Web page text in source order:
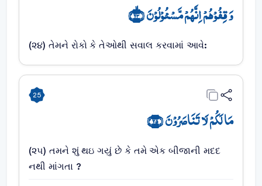
وَ قِفُوۡہُمۡ اِنَّہُمۡ مَّسۡئُوۡلُوۡنَ ﴿ۙ۲۴﴾
(૨૪) તેમને રોકો કે તેઓથી સવાલ કરવામાં આવે:
25
مَا لَکُمۡ لَا تَنَاصَرُوۡنَ ﴿۲۵﴾
(૨૫) તમને શું થઇ ગયું છે કે તમે એક બીજાની મદદ
નથી માંગતા ?